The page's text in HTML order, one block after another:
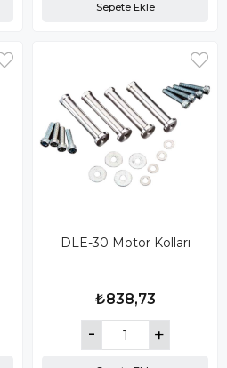
Sepete Ekle
DLE-30 Motor Kolları
₺838,73